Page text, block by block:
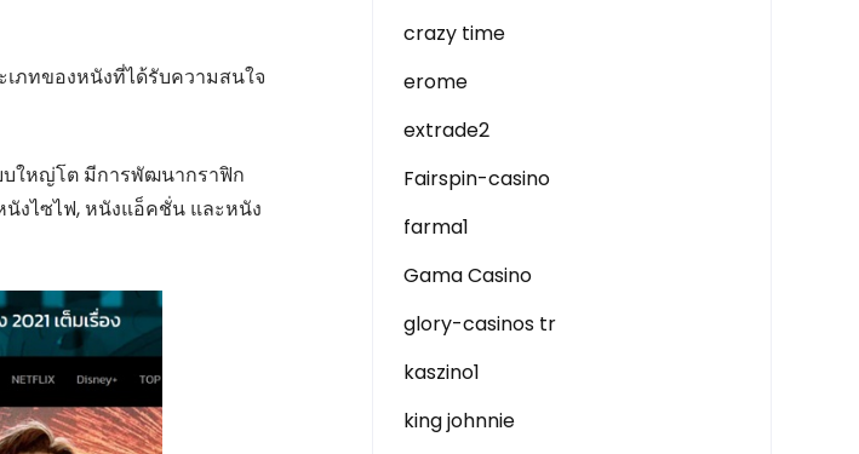
ภทของหนังที่ได้รับความสนใจ
ใหญ่โต มีการพัฒนากราฟิก
งไซไฟ, หนังแอ็คชั่น และหนัง
crazy time
erome
extrade2
Fairspin-casino
farma1
Gama Casino
glory-casinos tr
kaszino1
king johnnie